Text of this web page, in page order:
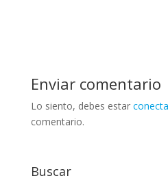
Enviar comentario
Lo siento, debes estar
comentario.
Buscar